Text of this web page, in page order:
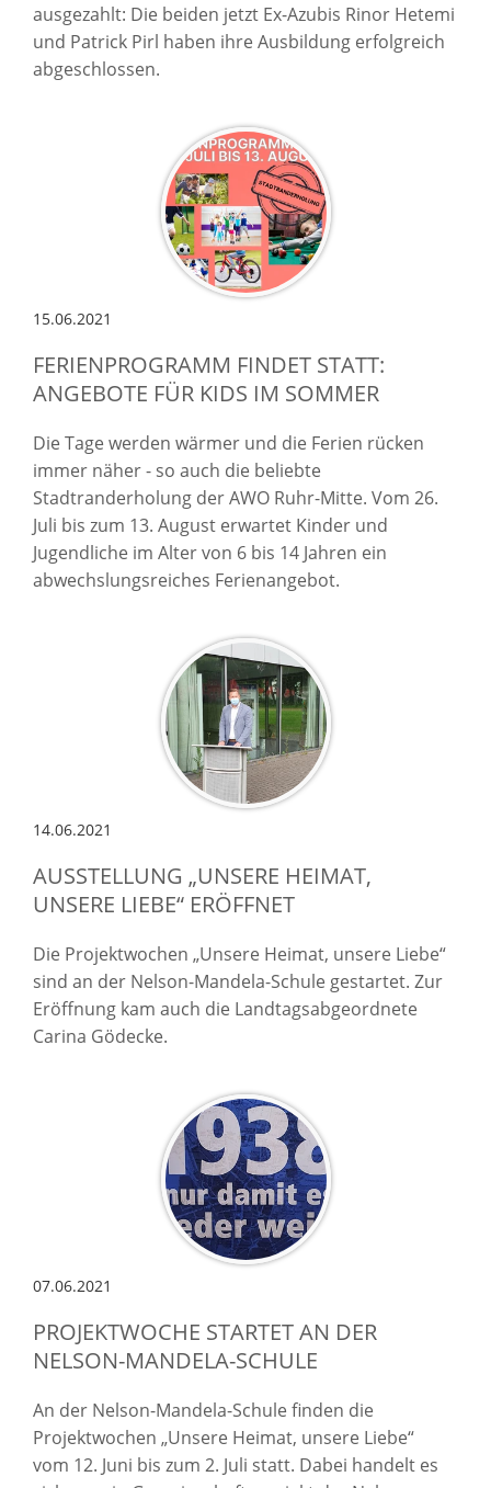
ausgezahlt: Die beiden jetzt Ex-Azubis Rinor Hetemi
und Patrick Pirl haben ihre Ausbildung erfolgreich
abgeschlossen.
15.06.2021
FERIENPROGRAMM FINDET STATT:
ANGEBOTE FÜR KIDS IM SOMMER
Die Tage werden wärmer und die Ferien rücken
immer näher - so auch die beliebte
Stadtranderholung der AWO Ruhr-Mitte. Vom 26.
Juli bis zum 13. August erwartet Kinder und
Jugendliche im Alter von 6 bis 14 Jahren ein
abwechslungsreiches Ferienangebot.
14.06.2021
AUSSTELLUNG „UNSERE HEIMAT,
UNSERE LIEBE“ ERÖFFNET
Die Projektwochen „Unsere Heimat, unsere Liebe“
sind an der Nelson-Mandela-Schule gestartet. Zur
Eröffnung kam auch die Landtagsabgeordnete
Carina Gödecke.
07.06.2021
PROJEKTWOCHE STARTET AN DER
NELSON-MANDELA-SCHULE
An der Nelson-Mandela-Schule finden die
Projektwochen „Unsere Heimat, unsere Liebe“
vom 12. Juni bis zum 2. Juli statt. Dabei handelt es